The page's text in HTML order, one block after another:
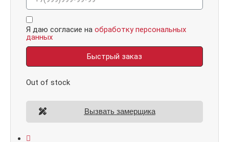
Я даю согласие на обработку персональных
данных
Быстрый заказ
Out of stock
Вызвать замерщика